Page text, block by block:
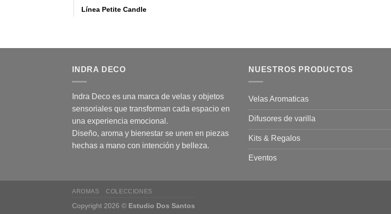
Línea Petite Candle
INDRA DECO
Indra Deco es una marca de velas y objetos
sensoriales que transforman cada espacio en
una experiencia emocional.
Diseño, aroma y bienestar se unen en piezas
hechas a mano con intención y belleza.
NUESTROS PRODUCTOS
Velas Aromaticas
Difusores de varilla
Kits & Regalos
Eventos
AROMAS COLECCIONES
Copyright 2026 © Estudio Dos Santos